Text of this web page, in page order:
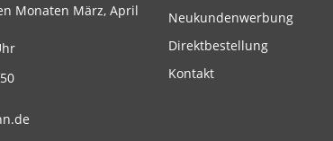
Monaten März, April
Neukundenwerbung
Direktbestellung
Kontakt